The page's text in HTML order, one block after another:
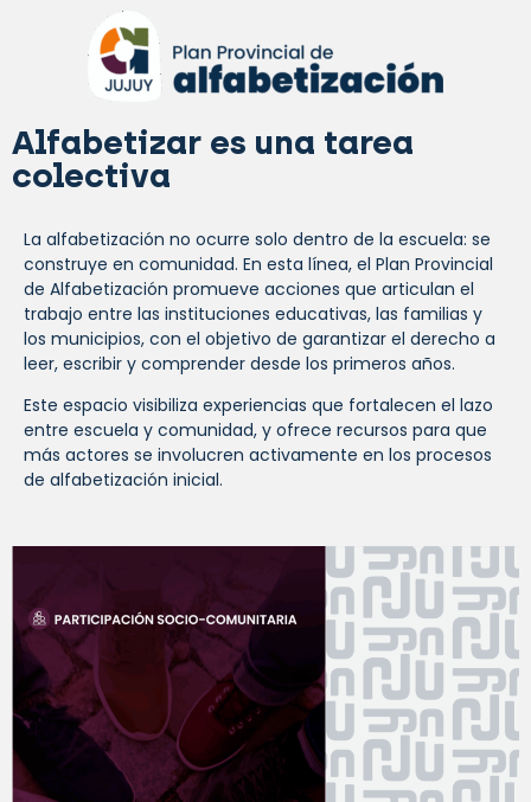
Alfabetizar es una tarea
colectiva
La alfabetización no ocurre solo dentro de la escuela: se
construye en comunidad. En esta línea, el Plan Provincial
de Alfabetización promueve acciones que articulan el
trabajo entre las instituciones educativas, las familias y
los municipios, con el objetivo de garantizar el derecho a
leer, escribir y comprender desde los primeros años.
Este espacio visibiliza experiencias que fortalecen el lazo
entre escuela y comunidad, y ofrece recursos para que
más actores se involucren activamente en los procesos
de alfabetización inicial.